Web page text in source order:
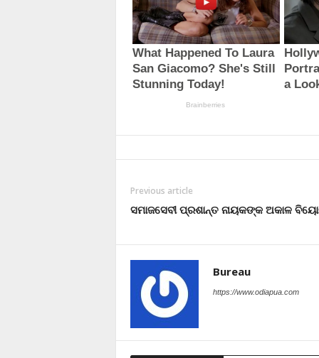
Previous article
ସମାଜସେବୀ ପ୍ରଶାନ୍ତ ନାୟକଙ୍କ ଅକାଳ
Bureau
https://www.odiapua.com